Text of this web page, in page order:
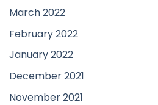
March 2022
February 2022
January 2022
December 2021
November 2021